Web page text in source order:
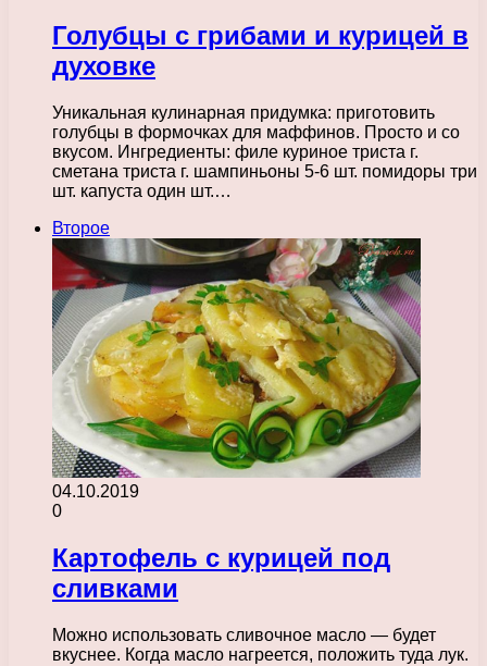
Голубцы с грибами и курицей в
духовке
Уникальная кулинарная придумка: приготовить
голубцы в формочках для маффинов. Просто и со
вкусом. Ингредиенты: филе куриное триста г.
сметана триста г. шампиньоны 5-6 шт. помидоры три
шт. капуста один шт.…
Второе
04.10.2019
0
Картофель с курицей под
сливками
Можно использовать сливочное масло — будет
вкуснее. Когда масло нагреется, положить туда лук.